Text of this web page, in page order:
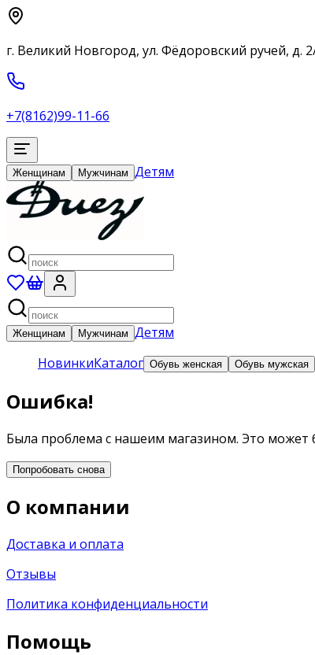
г. Великий Новгород, ул. Фёдоровский ручей, д.
+7(8162)99-11-66
Женщинам Мужчинам Детям
Женщинам Мужчинам Детям
НовинкиКаталог Обувь женская Обувь мужская
Ошибка!
Была проблема с нашеим магазином. Это
Попробовать снова
О компании
Доставка и оплата
Отзывы
Политика конфиденциальности
Помощь